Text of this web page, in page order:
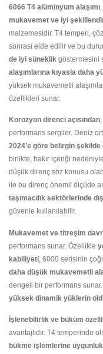
6066 T4 alüminyum alaşımı
mukavemet ve iyi
malzemesidir. T4 temperi,
sonrası elde edilir ve bu
de iyi süneklik göstermesini
alaşımlarına kıyasla daha
yüksek mukavemetli
özellikleri sunar.
Korozyon direnci açısından
performans sergiler. Deniz
2024’e göre belirgin
birlikte, bakır içeriği
düşük direnç söz konusu
ile bu direnç önemli ölçüde
taşımacılık sektörlerinde
güvenle kullanılabilir.
Mukavemet ve titreşim
performans sunar. Özellikle
kabiliyeti , 6000 serisinin
daha düşük mukavemetli
dengeli bir performans sunar.
yüksek dinamik yüklerin
İşlenebilirlik ve büküm
avantajlıdır. T4 temperinde
bükme işlemlerine uygunluk